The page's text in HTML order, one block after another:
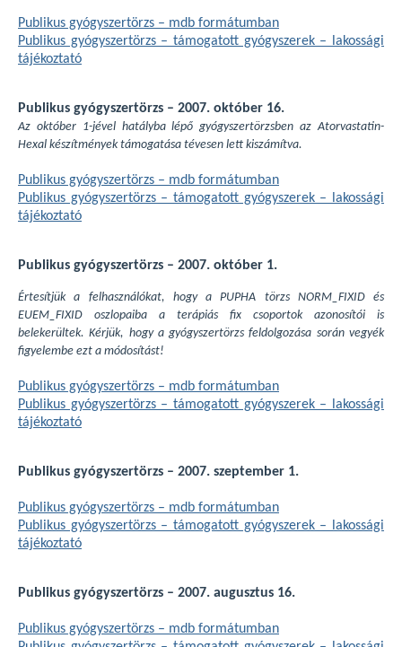
Publikus gyógyszertörzs – mdb formátumban
Publikus gyógyszertörzs – támogatott gyógyszerek – lakossági
tájékoztató
Publikus gyógyszertörzs – 2007. október 16.
Az október 1-jével hatályba lépő gyógyszertörzsben az Atorvastatin-
Hexal készítmények támogatása tévesen lett kiszámítva.
Publikus gyógyszertörzs – mdb formátumban
Publikus gyógyszertörzs – támogatott gyógyszerek – lakossági
tájékoztató
Publikus gyógyszertörzs – 2007. október 1.
Értesítjük a felhasználókat, hogy a PUPHA törzs NORM_FIXID és
EUEM_FIXID oszlopaiba a terápiás fix csoportok azonosítói is
belekerültek. Kérjük, hogy a gyógyszertörzs feldolgozása során vegyék
figyelembe ezt a módosítást!
Publikus gyógyszertörzs – mdb formátumban
Publikus gyógyszertörzs – támogatott gyógyszerek – lakossági
tájékoztató
Publikus gyógyszertörzs – 2007. szeptember 1.
Publikus gyógyszertörzs – mdb formátumban
Publikus gyógyszertörzs – támogatott gyógyszerek – lakossági
tájékoztató
Publikus gyógyszertörzs – 2007. augusztus 16.
Publikus gyógyszertörzs – mdb formátumban